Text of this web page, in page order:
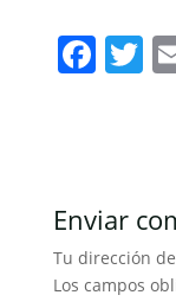
F
b
o
o
T
Enviar
Tu dirección
Los campos